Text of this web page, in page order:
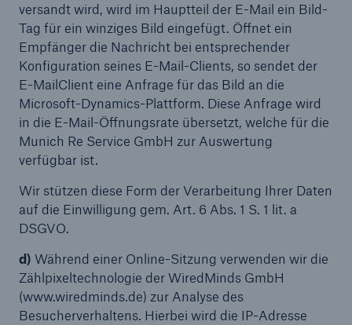
versandt wird, wird im Hauptteil der E-Mail ein Bild-
Tag für ein winziges Bild eingefügt. Öffnet ein
Empfänger die Nachricht bei entsprechender
Konfiguration seines E-Mail-Clients, so sendet der
E-MailClient eine Anfrage für das Bild an die
Microsoft-Dynamics-Plattform. Diese Anfrage wird
in die E-Mail-Öffnungsrate übersetzt, welche für die
Munich Re Service GmbH zur Auswertung
verfügbar ist.
Wir stützen diese Form der Verarbeitung Ihrer Daten
auf die Einwilligung gem. Art. 6 Abs. 1 S. 1 lit. a
DSGVO.
d) Während einer Online-Sitzung verwenden wir die
Zählpixeltechnologie der WiredMinds GmbH
(www.wiredminds.de) zur Analyse des
Besucherverhaltens. Hierbei wird die IP-Adresse